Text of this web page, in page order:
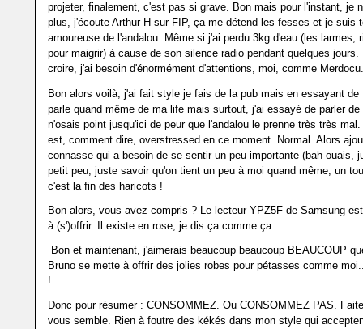
projeter, finalement, c'est pas si grave. Bon mais pour l'instant, je
plus, j'écoute Arthur H sur FIP, ça me détend les fesses et je suis
amoureuse de l'andalou. Même si j'ai perdu 3kg d'eau (les larmes,
pour maigrir) à cause de son silence radio pendant quelques jours.
croire, j'ai besoin d'énormément d'attentions, moi, comme Merdocu.
Bon alors voilà, j'ai fait style je fais de la pub mais en essayant de
parle quand même de ma life mais surtout, j'ai essayé de parler de
n'osais point jusqu'ici de peur que l'andalou le prenne très très
est, comment dire, overstressed en ce moment. Normal. Alors
connasse qui a besoin de se sentir un peu importante (bah ouais,
petit peu, juste savoir qu'on tient un peu à moi quand même, un
c'est la fin des haricots !
Bon alors, vous avez compris ? Le lecteur YPZ5F de Samsung
à (s')offrir. Il existe en rose, je dis ça comme ça...
Bon et maintenant, j'aimerais beaucoup beaucoup BEAUCOUP
Bruno se mette à offrir des jolies robes pour pétasses comme
!
Donc pour résumer : CONSOMMEZ. Ou CONSOMMEZ PAS.
vous semble. Rien à foutre des kékés dans mon style qui